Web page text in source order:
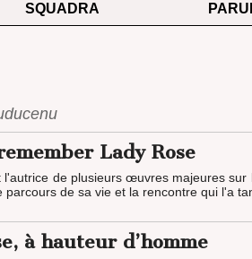
SQUADRA
Lady Rose
de plusieurs œuvres majeures
de sa vie et la rencontre qui l'a
à hauteur d’homme